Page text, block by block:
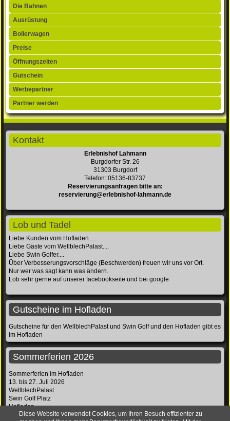
Die Bahnen
Ausrüstung
Bollerwagen
Preise
Öffnungszeiten
Gutschein
Werbepartner
Partner werden
Kontakt
Erlebnishof Lahmann
Burgdorfer Str. 26
31303 Burgdorf
Telefon: 05136-83737
Reservierungsanfragen bitte an:
reservierung@erlebnishof-lahmann.de
Lob und Tadel
Liebe Kunden vom Hofladen.....
Liebe Gäste vom WellblechPalast....
Liebe Swin Golfer....
Über Verbesserungsvorschläge (Beschwerden) freuen wir uns vor Ort.
Nur wer was sagt kann was ändern.
Lob sehr gerne auf unserer facebookseite und bei google
Gutscheine im Hofladen
Gutscheine für den WellblechPalast und Swin Golf und den Hofladen gibt es
im Hofladen
Sommerferien 2026
Sommerferien im Hofladen
13. bis 27. Juli 2026
WellblechPalast
Swin Golf Platz
Hofladen
sind geschlossen
Diese Website verwendet Cookies, um Ihren Besuch effizienter zu